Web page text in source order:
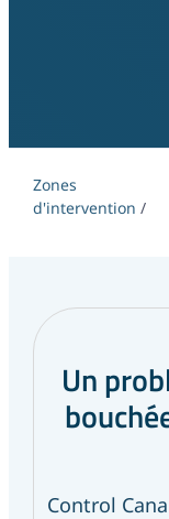
Zones
d'intervention /
Un
Control